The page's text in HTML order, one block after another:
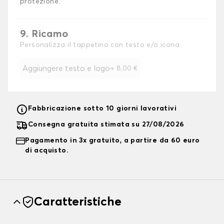
protezione.
9. Ricamo
Personalizza il tappetino con testo e/o icona
Aggiungere testo e logo+ 8,00 €
Fabbricazione sotto 10 giorni lavorativi
Consegna gratuita stimata su 27/08/2026
Pagamento in 3x gratuito, a partire da 60 euro
di acquisto.
Caratteristiche